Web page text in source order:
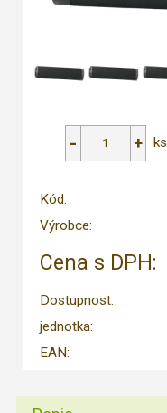
ks
Kód:
Výrobce:
Cena s DPH:
Dostupnost:
jednotka:
EAN: